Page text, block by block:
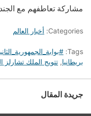
مشاركة تعاطفهم مع
Categories: أخبار العالم
Tags:
بريطانيا, تتويج الملك تشارلز
جريدة المقال